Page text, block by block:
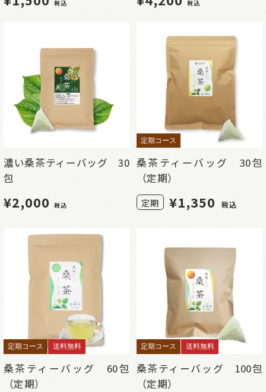
税込 税込
濃い桑茶ティーバッグ 30
包
¥2,000 税込
定期コース
桑茶ティーバッグ 30包
（定期）
定期 ¥1,350 税込
定期コース 送料無料
桑茶ティーバッグ 60包
（定期）
定期コース 送料無料
桑茶ティーバッグ 100包
（定期）